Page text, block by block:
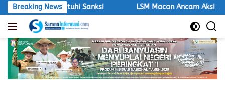
Langsung
ke
konten
Breaking News
Dijatuhi Sanksi LSM Macan Ancam Aksi Jika DPRD